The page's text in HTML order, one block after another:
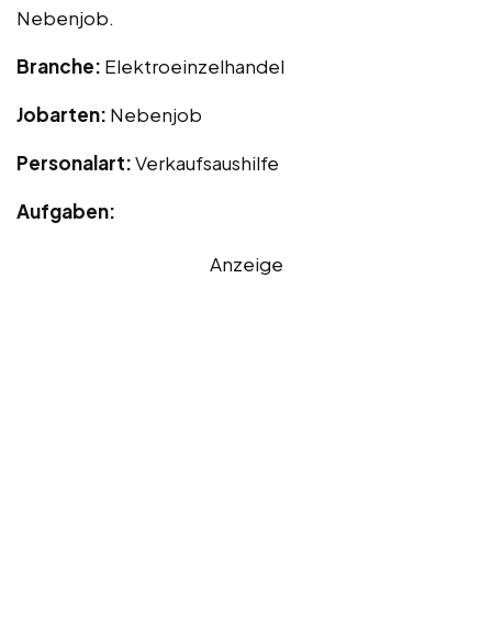
Nebenjob.
Branche: Elektroeinzelhandel
Jobarten: Nebenjob
Personalart:Verkaufsaushilfe
Aufgaben:
Anzeige